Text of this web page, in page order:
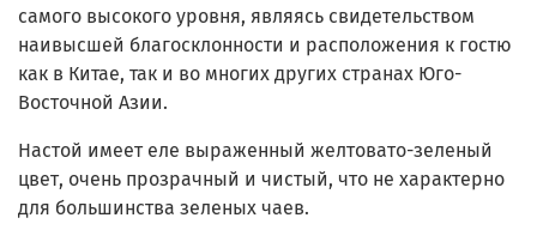
самого высокого уровня, являясь свидетельством
наивысшей благосклонности и расположения к гостю
как в Китае, так и во многих других странах Юго-
Восточной Азии.
Настой имеет еле выраженный желтовато-зеленый
цвет, очень прозрачный и чистый, что не характерно
для большинства зеленых чаев.